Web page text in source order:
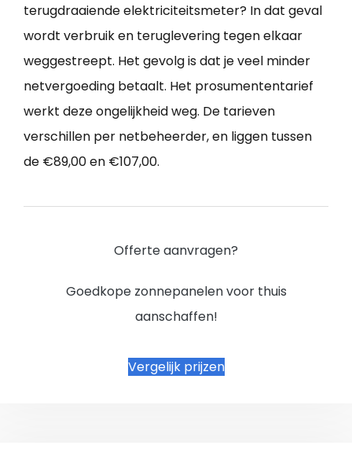
terugdraaiende elektriciteitsmeter? In dat geval
wordt verbruik en teruglevering tegen elkaar
weggestreept. Het gevolg is dat je veel minder
netvergoeding betaalt. Het prosumententarief
werkt deze ongelijkheid weg. De tarieven
verschillen per netbeheerder, en liggen tussen
de €89,00 en €107,00.
Offerte aanvragen?
Goedkope zonnepanelen voor thuis
aanschaffen!
Vergelijk prijzen